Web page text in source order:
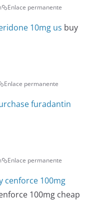
Enlace permanente
10mg us buy
Enlace permanente
furadantin
Enlace permanente
cenforce 100mg
100mg cheap